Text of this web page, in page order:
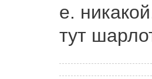
е.
тут